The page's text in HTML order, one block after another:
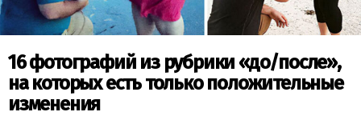
16 фотографий из рубрики «до/после»,
на которых есть только положительные
изменения